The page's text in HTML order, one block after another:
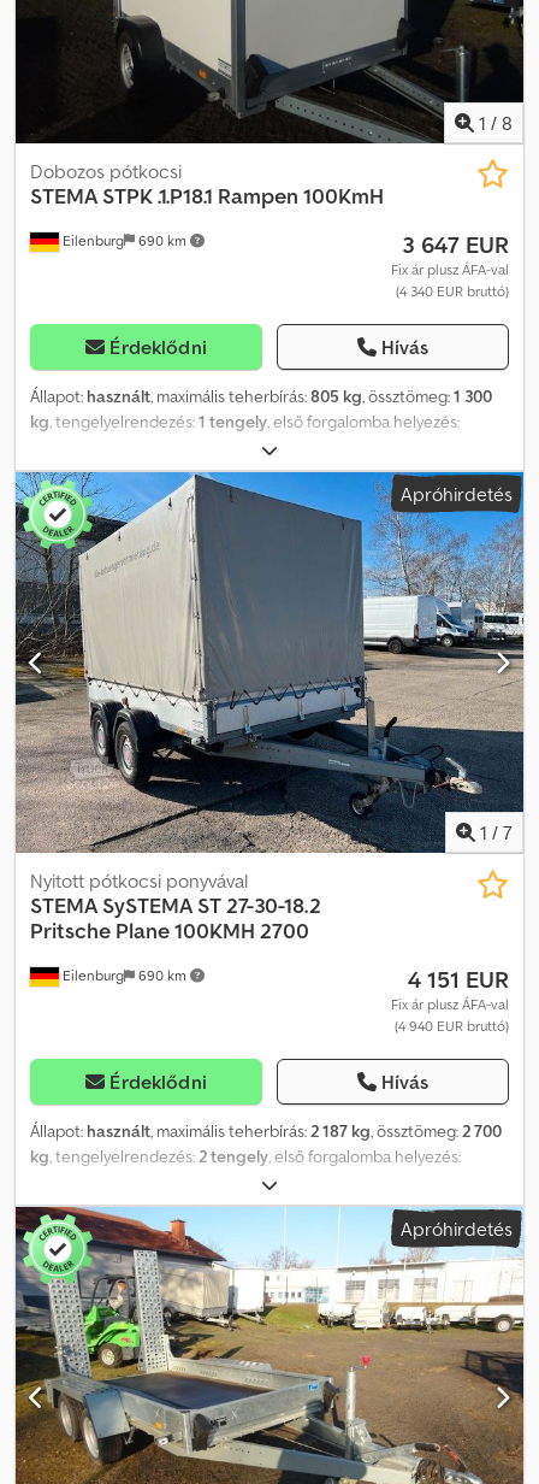
1 / 8
Eilenburg 690 km
Dobozos pótkocsi
STEMA STPK .1.P18.1 Rampen 100KmH
3 647 EUR
Fix ár plusz ÁFA-val
(4 340 EUR bruttó)
Érdeklődni Hívás
Állapot: használt, maximális teherbírás:805 kg, össztömeg:1 300
kg, tengelyelrendezés:1 tengely, első forgalomba helyezés:
2 550 mm, rakodótér szélesség:
raktérmagasság:1 840 mm, teljes szélesség:2 030 mm, teljes
magasság:500 mm, A41 GW26GA00983 Zárt dobozos utánfutó,
gyártó: STEMA, STPK .1.P18.1 Lejtő rámpa, P-Box, első forgalomba
helyezés: 2025.03.21., megengedett össztömeg: 1.300 kg,
ráfutófékes, 100 km/h Jármű nincs felkészítve Cedpfx Amoyqdq
Tozjrf Az adatok tévedés és közbenső értékesítés jogát
fenntartjuk.
Apróhirdetés
1 / 7
Eilenburg 690 km
Nyitott pótkocsi ponyvával
STEMA SySTEMA ST 27-30-18.2
Pritsche Plane 100KMH 2700
4 151 EUR
Fix ár plusz ÁFA-val
(4 940 EUR bruttó)
Érdeklődni Hívás
Állapot: használt, maximális teherbírás:2 187 kg, össztömeg:2 700
kg, tengelyelrendezés:2 tengely, első forgalomba helyezés:
3 010 mm, rakodótér szélesség:
raktérmagasság:350 mm, teljes szélesség:2 290 mm, teljes
magasság:2 785 mm, A48 GW26000051 Alacsony rakterű
pótkocsi, gyártó: STEMA, típus: SySTEMA ST 27-30-18.2, ponyvával
és Premium felépítménnyel 150 cm (185 cm belmagasság),
megengedett össztömeg: 2.700 kg, ráfutófék, 100 km/h Cedpfx
Aeytzubomzerf A tévedés és előzetes értékesítés jogát
fenntartjuk.
Apróhirdetés